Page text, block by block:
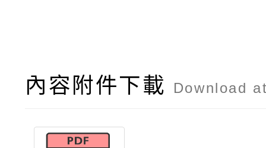
內容附件下載 Download